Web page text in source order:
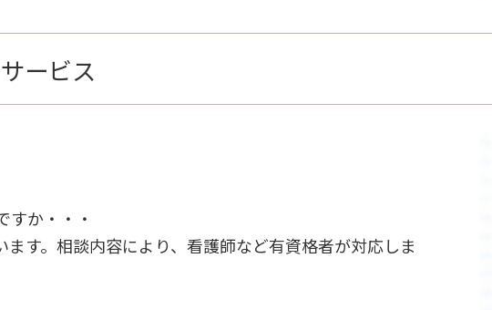
ービス
すか・・・
す。相談内容により、看護師など有資格者が対応しま